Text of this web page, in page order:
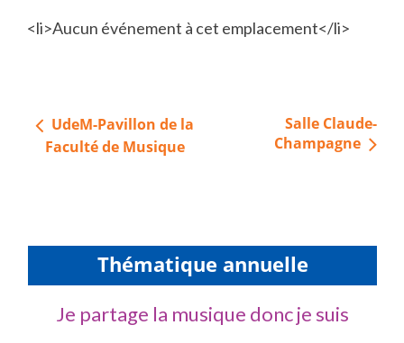
<li>Aucun événement à cet emplacement</li>
Navigation
de
UdeM-Pavillon de la
Faculté de Musique
Salle Claude-
Champagne
Thématique annuelle
Je partage la musique donc je suis